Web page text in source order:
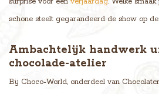
schone steelt gegarandeerd de show op
Ambachtelijk handwerk
chocolade-atelier
Bij Choco-World, onderdeel van